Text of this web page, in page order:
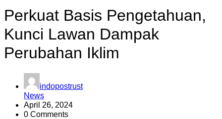
Perkuat Basis Pengetahuan,
Kunci Lawan Dampak
Perubahan Iklim
indopostrust
News
April 26, 2024
0 Comments